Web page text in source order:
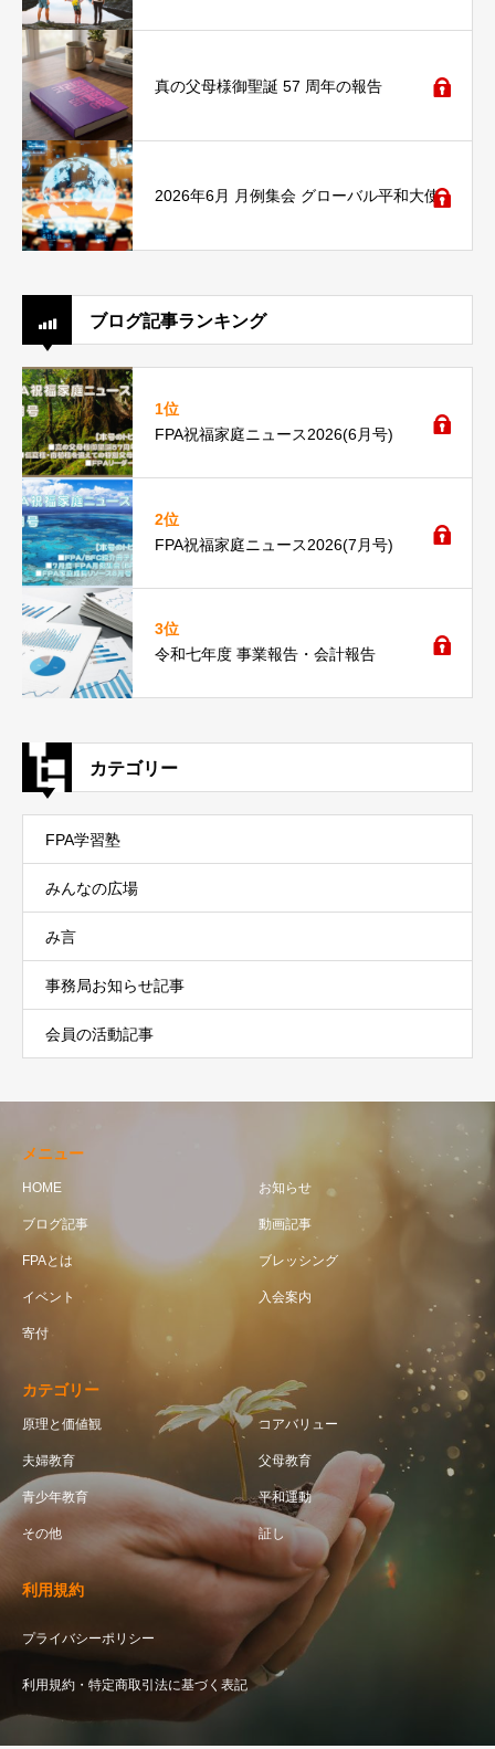
真の父母様御聖誕 57 周年の報告
2026年6月 月例集会 グローバル平和大使
ブログ記事ランキング
1位
FPA祝福家庭ニュース2026(6月号)
2位
FPA祝福家庭ニュース2026(7月号)
3位
令和七年度 事業報告・会計報告
カテゴリー
FPA学習塾
みんなの広場
み言
事務局お知らせ記事
会員の活動記事
メニュー
HOME お知らせ
ブログ記事 動画記事
FPAとは ブレッシング
イベント 入会案内
寄付
カテゴリー
原理と価値観 コアバリュー
夫婦教育 父母教育
青少年教育 平和運動
その他 証し
利用規約
プライバシーポリシー
利用規約・特定商取引法に基づく表記